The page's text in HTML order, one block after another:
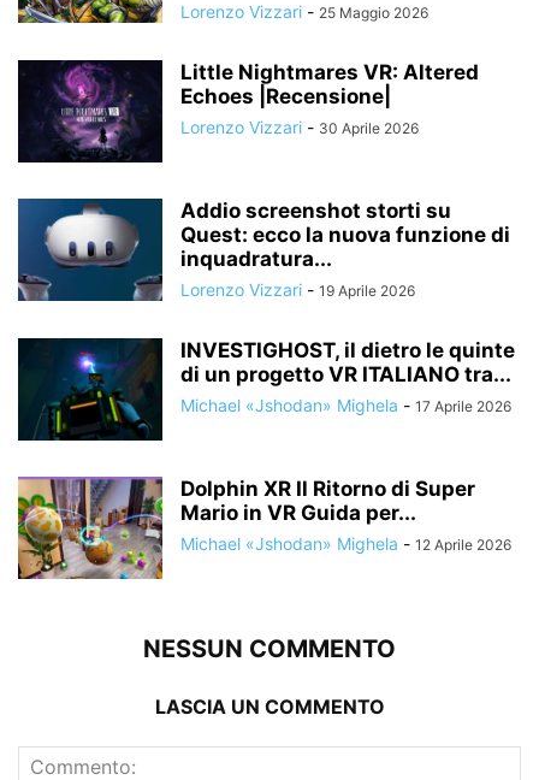
Lorenzo Vizzari - 25 Maggio 2026
Little Nightmares VR: Altered
Echoes |Recensione|
Lorenzo Vizzari - 30 Aprile 2026
Addio screenshot storti su
Quest: ecco la nuova funzione di
inquadratura...
Lorenzo Vizzari - 19 Aprile 2026
INVESTIGHOST, il dietro le quinte
di un progetto VR ITALIANO tra...
Michael «Jshodan» Mighela - 17 Aprile 2026
Dolphin XR Il Ritorno di Super
Mario in VR Guida per...
Michael «Jshodan» Mighela - 12 Aprile 2026
NESSUN COMMENTO
LASCIA UN COMMENTO